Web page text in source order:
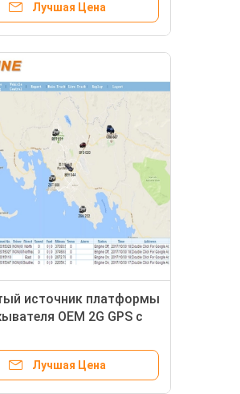
Лучшая Цена
источник платформы
OEM 2G GPS с
Лучшая Цена